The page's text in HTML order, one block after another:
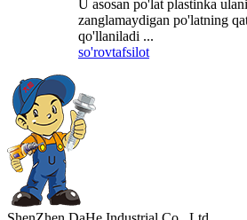
U asosan po'lat plastinka
zanglamaydigan po'latning
qo'llaniladi ...
so'rovtafsilot